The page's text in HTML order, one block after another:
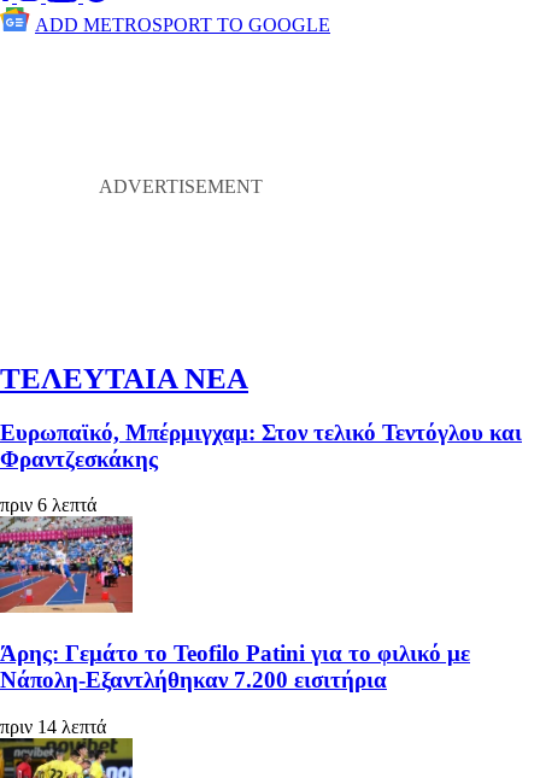
ADD METROSPORT TO GOOGLE
ΤΕΛΕΥΤΑΙΑ ΝΕΑ
Ευρωπαϊκό, Μπέρμιγχαμ: Στον τελικό Τεντόγλου και
Φραντζεσκάκης
πριν 6 λεπτά
Άρης: Γεμάτο το Teofilo Patini για το φιλικό με
Νάπολη-Εξαντλήθηκαν 7.200 εισιτήρια
πριν 14 λεπτά